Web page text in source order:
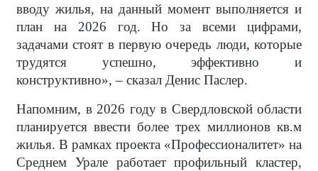
вводу жилья, на данный момент выполняется и
план на 2026 год. Но за всеми цифрами,
задачами стоят в первую очередь люди, которые
трудятся успешно, эффективно и
конструктивно», – сказал Денис Паслер.
Напомним, в 2026 году в Свердловской области
планируется ввести более трех миллионов кв.м
жилья. В рамках проекта «Профессионалитет» на
Среднем Урале работает профильный кластер,